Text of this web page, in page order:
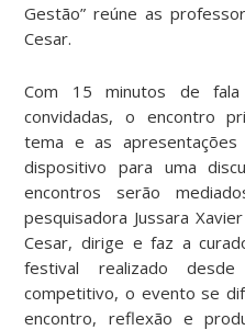
Gestão” reúne as
Cesar.
Com 15 minutos de
convidadas, o encontro
tema e as apresentações
dispositivo para uma
encontros serão
pesquisadora Jussara
Cesar, dirige e faz a
festival realizado
competitivo, o evento se
encontro, reflexão e